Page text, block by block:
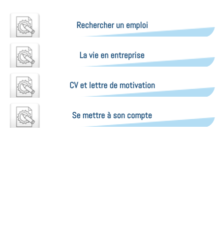
Rechercher un emploi
La vie en entreprise
CV et lettre de motivation
Se mettre à son compte